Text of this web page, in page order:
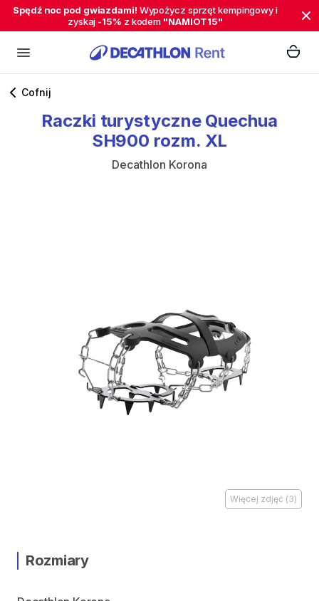
Spędź noc pod gwiazdami! Wypożycz sprzęt kempingowy i
zyskaj -15% z kodem "NAMIOT15"
Cofnij
Raczki turystyczne Quechua
SH900 rozm. XL
Decathlon Korona
Więcej zdjęć (3)
Rozmiary